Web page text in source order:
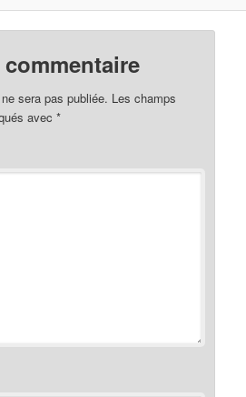
sera pas publiée. Les champs
avec*